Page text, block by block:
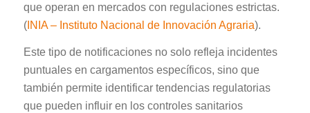
que operan en mercados con regulaciones estrictas.
(INIA – Instituto Nacional de Innovación Agraria).
Este tipo de notificaciones no solo refleja incidentes
puntuales en cargamentos específicos, sino que
también permite identificar tendencias regulatorias
que pueden influir en los controles sanitarios